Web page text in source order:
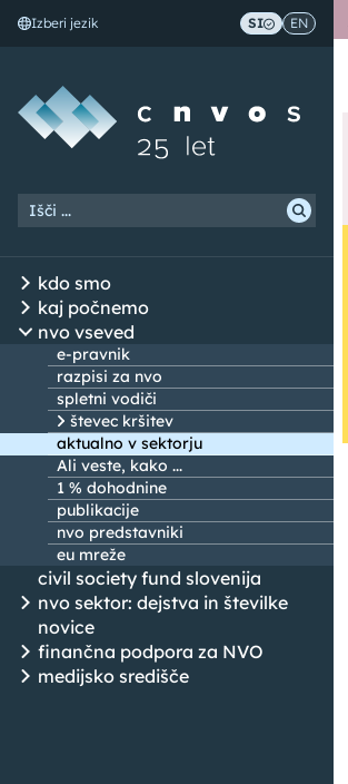
Skoči na vsebino
Izberi jezik SI EN
kdo smo
kaj počnemo
nvo vseved
e-pravnik
razpisi za nvo
spletni vodiči
števec kršitev
aktualno v sektorju
Ali veste, kako ...
1 % dohodnine
publikacije
nvo predstavniki
eu mreže
civil society fund slovenija
nvo sektor: dejstva in številke
novice
finančna podpora za NVO
medijsko središče